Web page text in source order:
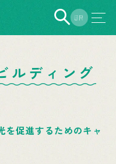
EN
JP
ルディング
を促進するためのキャ